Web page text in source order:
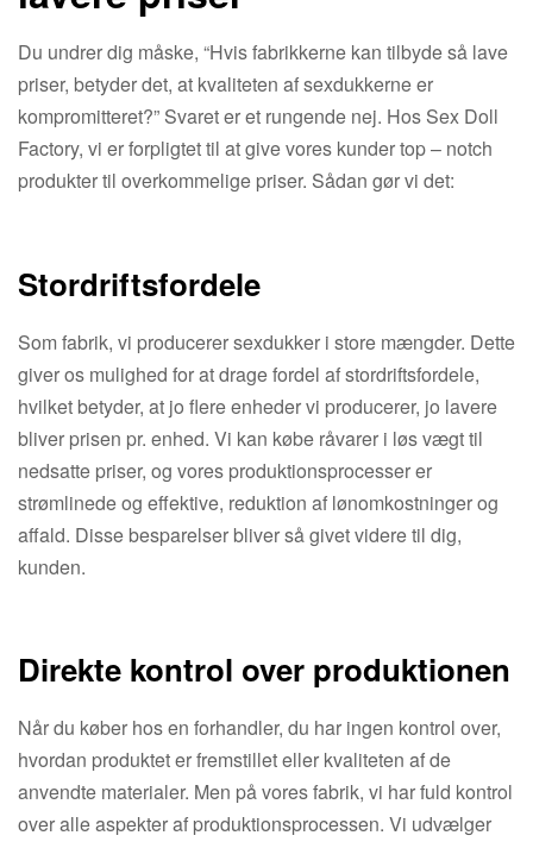
Du undrer dig måske, “Hvis fabrikkerne kan tilbyde så lave
priser, betyder det, at kvaliteten af ​​sexdukkerne er
kompromitteret?” Svaret er et rungende nej. Hos Sex Doll
Factory, vi er forpligtet til at give vores kunder top – notch
produkter til overkommelige priser. Sådan gør vi det:
Stordriftsfordele
Som fabrik, vi producerer sexdukker i store mængder. Dette
giver os mulighed for at drage fordel af stordriftsfordele,
hvilket betyder, at jo flere enheder vi producerer, jo lavere
bliver prisen pr. enhed. Vi kan købe råvarer i løs vægt til
nedsatte priser, og vores produktionsprocesser er
strømlinede og effektive, reduktion af lønomkostninger og
affald. Disse besparelser bliver så givet videre til dig,
kunden.
Direkte kontrol over produktionen
Når du køber hos en forhandler, du har ingen kontrol over,
hvordan produktet er fremstillet eller kvaliteten af ​​de
anvendte materialer. Men på vores fabrik, vi har fuld kontrol
over alle aspekter af produktionsprocessen. Vi udvælger